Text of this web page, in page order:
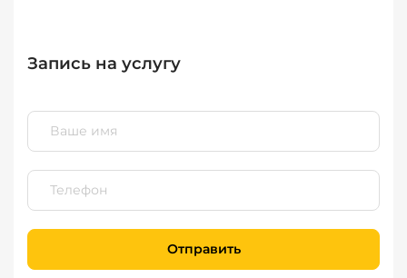
Запись на услугу
Отправить